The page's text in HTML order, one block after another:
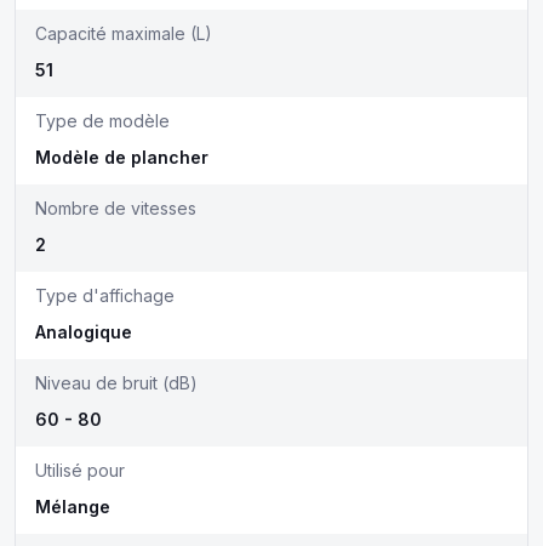
Capacité maximale (L)
51
Type de modèle
Modèle de plancher
Nombre de vitesses
2
Type d'affichage
Analogique
Niveau de bruit (dB)
60 - 80
Utilisé pour
Mélange